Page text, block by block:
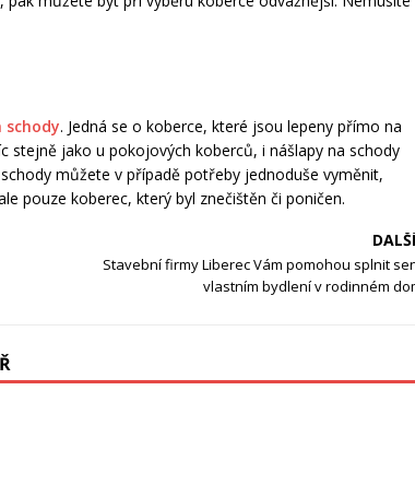
schody. Jedná se o koberce, které jsou lepeny přímo na
stejně jako u pokojových koberců, i nášlapy na schody
můžete v případě potřeby jednoduše vyměnit,
pouze koberec, který byl znečištěn či poničen.
DALŠÍ
Stavební firmy Liberec Vám pomohou splnit
vlastním bydlení v rodinném